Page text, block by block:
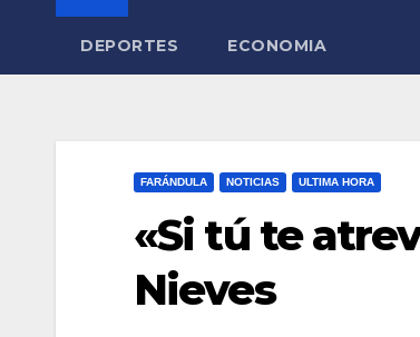
DEPORTES ECONOMIA
FARÁNDULA NOTICIAS ULTIMA HORA
«Si tú te
Nieves